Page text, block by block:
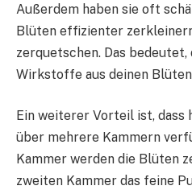
Außerdem haben sie oft
Blüten effizienter
zerquetschen. Das bedeutet,
Wirkstoffe aus deinen
Ein weiterer Vorteil ist,
über mehrere Kammern
Kammer werden die Blüten
zweiten Kammer das feine